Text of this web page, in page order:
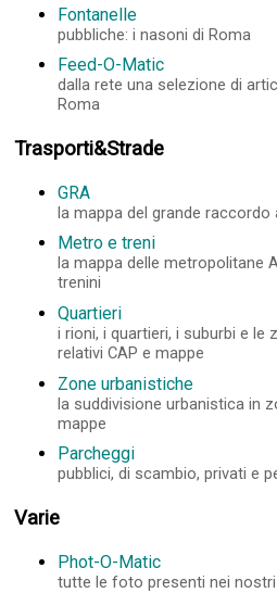
Fontanelle
pubbliche: i nasoni di Roma
Feed-O-Matic
dalla rete una selezione di
Roma
Trasporti&Strade
GRA
la mappa del grande raccordo
Metro e treni
la mappa delle metropolitane
trenini
Quartieri
i rioni, i quartieri, i suburbi e le
relativi CAP e mappe
Zone urbanistiche
la suddivisione urbanistica in
mappe
Parcheggi
pubblici, di scambio, privati e
Varie
Phot-O-Matic
tutte le foto presenti nei